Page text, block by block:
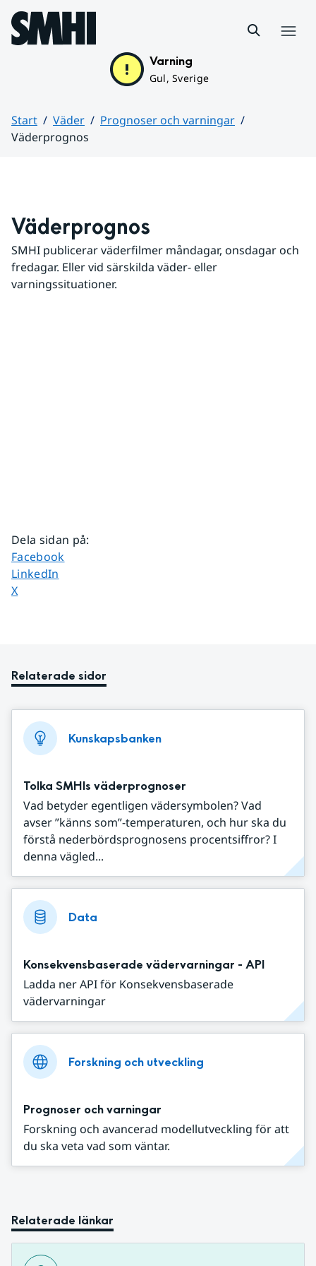
Hoppa till sidans innehåll
Varning
Gul, Sverige
Start Väder
Prognoser och varningar
Väderprognos
Väderprognos
SMHI publicerar väderfilmer måndagar, onsdagar och
fredagar. Eller vid särskilda väder- eller
varningssituationer.
Dela sidan på:
Dela sidan på
Facebook
Dela sidan på
LinkedIn
Dela sidan på
X
Relaterade sidor
Kunskapsbanken
Tolka SMHIs väderprognoser
Vad betyder egentligen vädersymbolen? Vad
avser ”känns som”-temperaturen, och hur ska du
förstå nederbördsprognosens procentsiffror? I
denna vägled...
Data
Konsekvensbaserade vädervarningar - API
Ladda ner API för Konsekvensbaserade
vädervarningar
Forskning och utveckling
Prognoser och varningar
Forskning och avancerad modellutveckling för att
du ska veta vad som väntar.
Relaterade länkar